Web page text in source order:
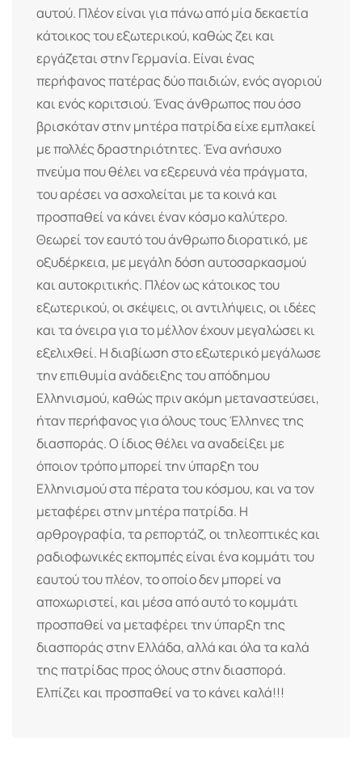
αυτού. Πλέον είναι για πάνω από μία δεκαετία
κάτοικος του εξωτερικού, καθώς ζει και
εργάζεται στην Γερμανία. Είναι ένας
περήφανος πατέρας δύο παιδιών, ενός αγοριού
και ενός κοριτσιού. Ένας άνθρωπος που όσο
βρισκόταν στην μητέρα πατρίδα είχε εμπλακεί
με πολλές δραστηριότητες. Ένα ανήσυχο
πνεύμα που θέλει να εξερευνά νέα πράγματα,
του αρέσει να ασχολείται με τα κοινά και
προσπαθεί να κάνει έναν κόσμο καλύτερο.
Θεωρεί τον εαυτό του άνθρωπο διορατικό, με
οξυδέρκεια, με μεγάλη δόση αυτοσαρκασμού
και αυτοκριτικής. Πλέον ως κάτοικος του
εξωτερικού, οι σκέψεις, οι αντιλήψεις, οι ιδέες
και τα όνειρα για το μέλλον έχουν μεγαλώσει κι
εξελιχθεί. Η διαβίωση στο εξωτερικό μεγάλωσε
την επιθυμία ανάδειξης του απόδημου
Ελληνισμού, καθώς πριν ακόμη μεταναστεύσει,
ήταν περήφανος για όλους τους Έλληνες της
διασποράς. Ο ίδιος θέλει να αναδείξει με
όποιον τρόπο μπορεί την ύπαρξη του
Ελληνισμού στα πέρατα του κόσμου, και να τον
μεταφέρει στην μητέρα πατρίδα. Η
αρθρογραφία, τα ρεπορτάζ, οι τηλεοπτικές και
ραδιοφωνικές εκπομπές είναι ένα κομμάτι του
εαυτού του πλέον, το οποίο δεν μπορεί να
αποχωριστεί, και μέσα από αυτό το κομμάτι
προσπαθεί να μεταφέρει την ύπαρξη της
διασποράς στην Ελλάδα, αλλά και όλα τα καλά
της πατρίδας προς όλους στην διασπορά.
Ελπίζει και προσπαθεί να το κάνει καλά!!!